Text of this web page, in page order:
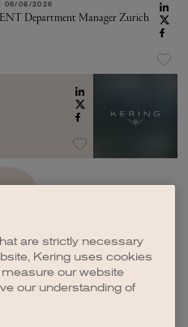
06/08/2026
Department Manager Zurich
are strictly necessary
Kering uses cookies
our website
our understanding of